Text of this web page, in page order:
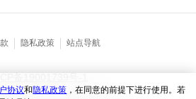
隐私政策 站点导航
协议和隐私政策 ，在同意的前提下进行使用。若